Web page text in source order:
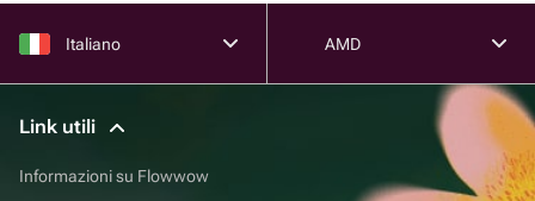
Italiano AMD
Link utili
Informazioni su Flowwow